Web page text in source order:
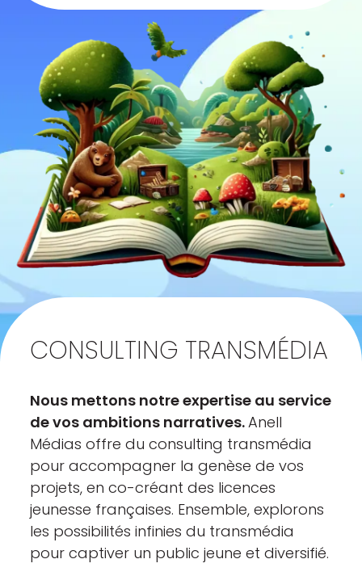
CONSULTING TRANSMÉDIA
Nous mettons notre expertise au service
de vos ambitions narratives.Anell
Médias offre du consulting transmédia
pour accompagner la genèse de vos
projets, en co-créant des licences
jeunesse françaises. Ensemble, explorons
les possibilités infinies du transmédia
pour captiver un public jeune et diversifié.